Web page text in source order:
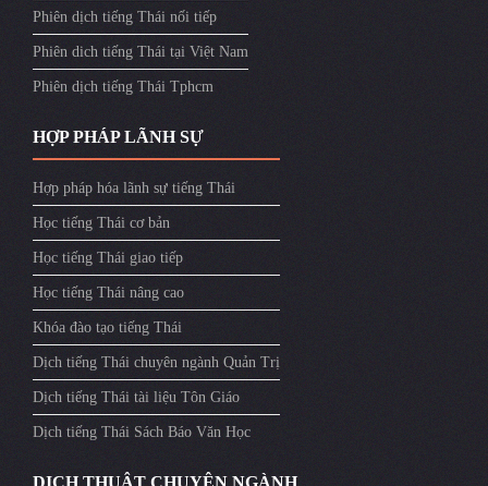
Phiên dịch tiếng Thái nối tiếp
Phiên dich tiếng Thái tại Việt Nam
Phiên dịch tiếng Thái Tphcm
HỢP PHÁP LÃNH SỰ
Hợp pháp hóa lãnh sự tiếng Thái
Học tiếng Thái cơ bản
Học tiếng Thái giao tiếp
Học tiếng Thái nâng cao
Khóa đào tạo tiếng Thái
Dịch tiếng Thái chuyên ngành Quản Trị
Dịch tiếng Thái tài liệu Tôn Giáo
Dịch tiếng Thái Sách Báo Văn Học
DỊCH THUẬT CHUYÊN NGÀNH